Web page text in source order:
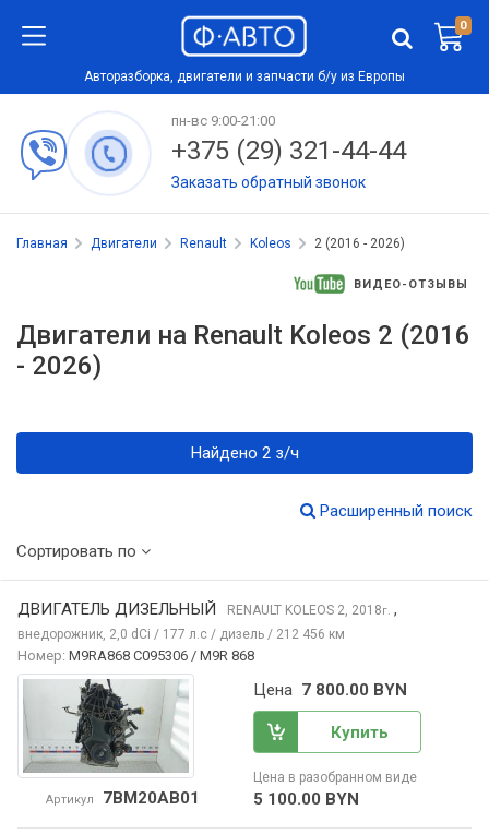
0
Авторазборка, двигатели и запчасти б/у из Европы
пн-вс 9:00-21:00
+375 (29) 321-44-44
Заказать обратный звонок
Главная Двигатели Renault Koleos 2 (2016 - 2026)
ВИДЕО-ОТЗЫВЫ
Двигатели на Renault Koleos 2 (2016
- 2026)
Найдено 2 з/ч
Расширенный поиск
Сортировать по
ДВИГАТЕЛЬ ДИЗЕЛЬНЫЙ RENAULT KOLEOS 2, 2018г. ,
внедорожник, 2,0 dCi / 177 л.с / дизель / 212 456 км
Номер: M9RA868 C095306 / M9R 868
Артикул 7BM20AB01
Цена 7 800.00 BYN
Купить
Цена в разобранном виде
5 100.00 BYN